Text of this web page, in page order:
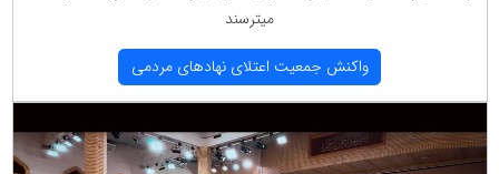
میترسند
واكنش جمعیت اعتلای نهادهای مردمی